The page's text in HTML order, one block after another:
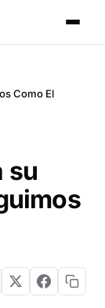
Como El
su